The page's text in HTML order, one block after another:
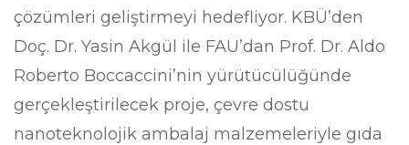
çözümleri geliştirmeyi hedefliyor. KBÜ’den
Doç. Dr. Yasin Akgül ile FAU’dan Prof. Dr. Aldo
Roberto Boccaccini’nin yürütücülüğünde
gerçekleştirilecek proje, çevre dostu
nanoteknolojik ambalaj malzemeleriyle gıda